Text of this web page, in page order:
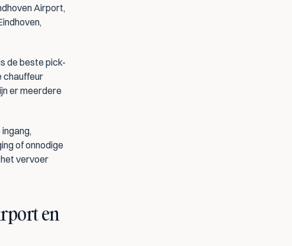
Airport,
de beste pick-
chauffeur
er meerdere
of onnodige
vervoer
en